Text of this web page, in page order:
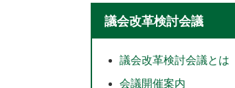
議会改革検討会議
議会改革検討会議とは
会議開催案内